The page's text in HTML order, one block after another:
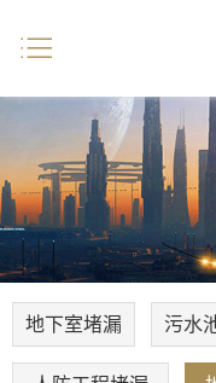
地下室堵漏 污水
